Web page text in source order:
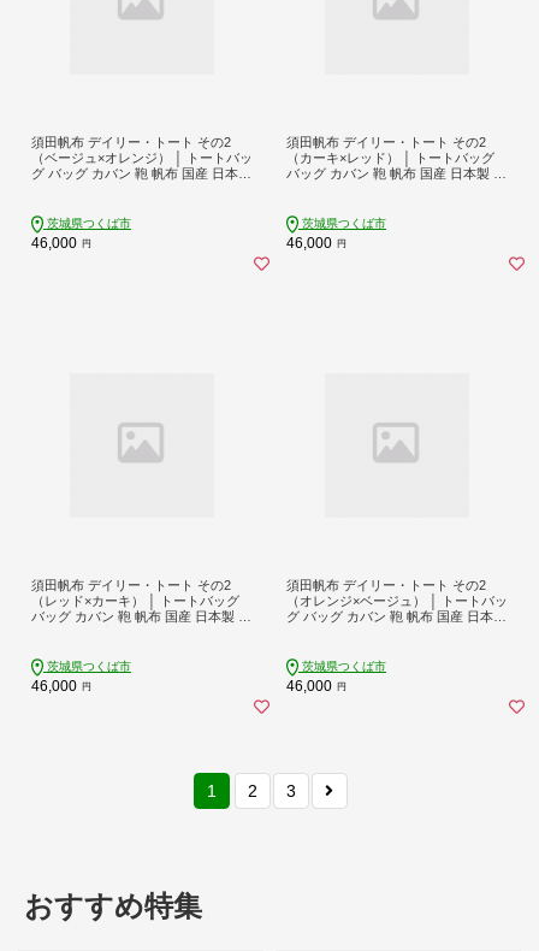
須田帆布 デイリー・トート その2
（ベージュ×オレンジ） │ トートバッ
グ バッグ カバン 鞄 帆布 国産 日本製
茨城県つくば市
46,000 円
須田帆布 デイリー・トート その2
（カーキ×レッド） │ トートバッグ
バッグ カバン 鞄 帆布 国産 日本製 茨
茨城県つくば市
46,000 円
須田帆布 デイリー・トート その2
（レッド×カーキ） │ トートバッグ
バッグ カバン 鞄 帆布 国産 日本製 茨
茨城県つくば市
46,000 円
須田帆布 デイリー・トート その2
（オレンジ×ベージュ） │ トートバッ
グ バッグ カバン 鞄 帆布 国産 日本製
茨城県つくば市
46,000 円
1 2 3
おすすめ特集